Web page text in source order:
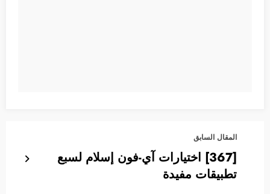
المقال السابق
[367] اختيارات آي-فون إسلام لسبع
تطبيقات مفيدة